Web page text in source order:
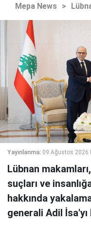
Mepa News >
Yayınlanma: 09 Ağustos 2026
Lübnan
suçları ve
hakkında
generali Adil